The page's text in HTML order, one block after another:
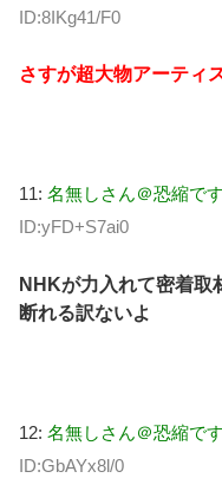
ID:8IKg41/F0
さすが超大物アーティ
11: 名無しさん＠恐縮です
ID:yFD+S7ai0
NHKが力入れて密着取
断れる訳ないよ
12: 名無しさん＠恐縮です
ID:GbAYx8l/0